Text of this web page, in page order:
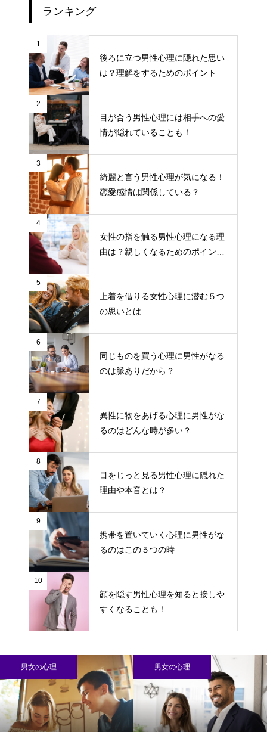
ランキング
1
後ろに立つ男性心理に隠れた思い
は？理解をするためのポイント
2
目が合う男性心理には相手への愛
情が隠れていることも！
3
綺麗と言う男性心理が気になる！
恋愛感情は関係している？
4
女性の指を触る男性心理になる理
由は？親しくなるためのポイント
5
上着を借りる女性心理に潜む５つ
の思いとは
6
同じものを買う心理に男性がなる
のは脈ありだから？
7
異性に物をあげる心理に男性がな
るのはどんな時が多い？
8
目をじっと見る男性心理に隠れた
理由や本音とは？
9
携帯を置いていく心理に男性がな
るのはこの５つの時
10
顔を隠す男性心理を知ると接しや
すくなることも！
男女の心理 男女の心理